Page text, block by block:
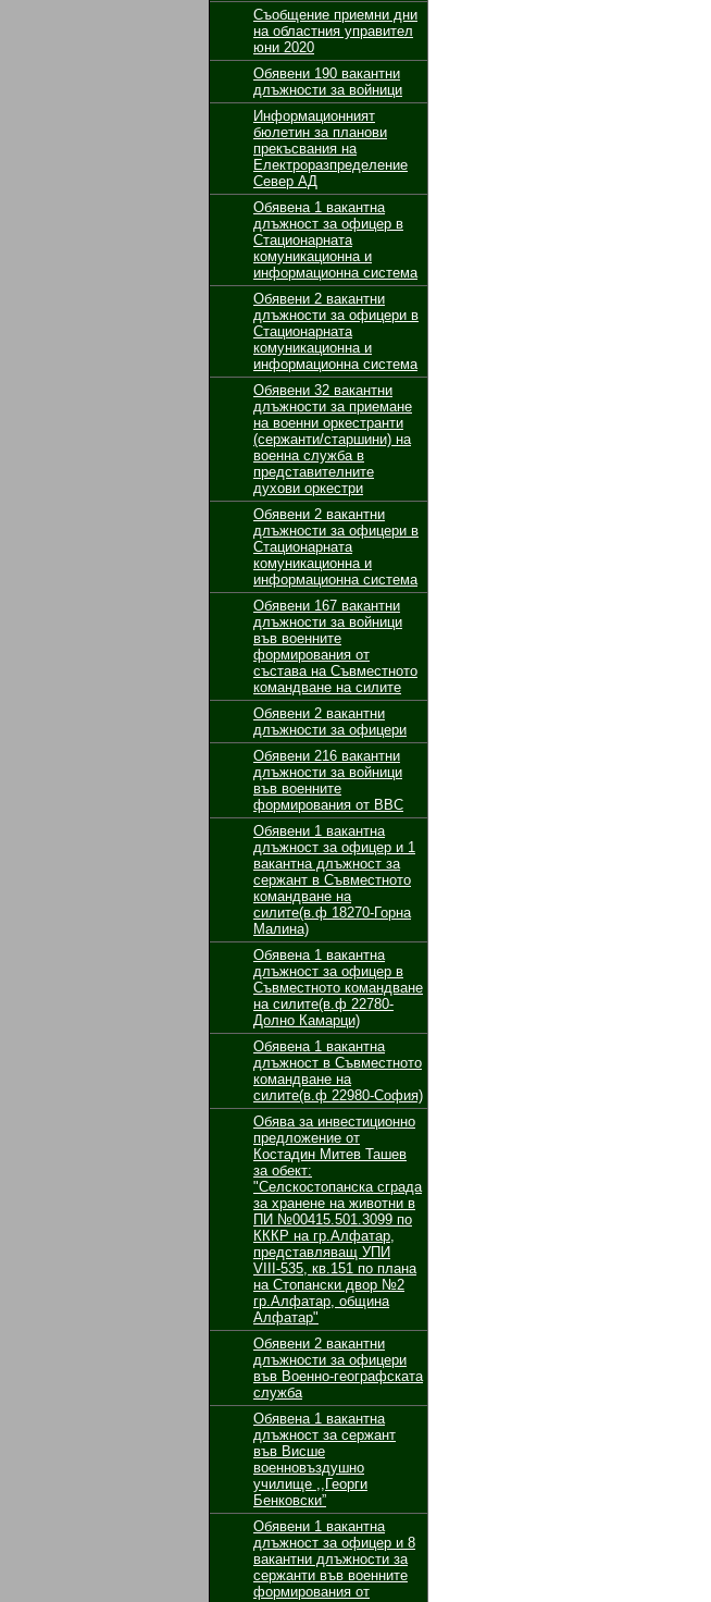
Съобщение приемни дни
на областния управител
юни 2020
Обявени 190 вакантни
длъжности за войници
Информационният
бюлетин за планови
прекъсвания на
Електроразпределение
Север АД
Обявенa 1 вакантнa
длъжност за офицер в
Стационарната
комуникационна и
информационна система
Обявени 2 вакантни
длъжности за офицери в
Стационарната
комуникационна и
информационна система
Обявени 32 вакантни
длъжности за приемане
на военни оркестранти
(сержанти/старшини) на
военна служба в
представителните
духови оркестри
Обявени 2 вакантни
длъжности за офицери в
Стационарната
комуникационна и
информационна система
Обявени 167 вакантни
длъжности за войници
във военните
формирования от
състава на Съвместното
командване на силите
Обявени 2 вакантни
длъжности за oфицери
Обявени 216 вакантни
длъжности за войници
във военните
формирования от ВВС
Обявени 1 вакантнa
длъжност за oфицер и 1
вакантнa длъжност за
сержант в Съвместното
командване на
силите(в.ф 18270-Горна
Малина)
Обявенa 1 вакантнa
длъжност за oфицер в
Съвместното командване
на силите(в.ф 22780-
Долно Камарци)
Обявенa 1 вакантнa
длъжност в Съвместното
командване на
силите(в.ф 22980-София)
Обява за инвестиционно
предложение от
Костадин Митев Ташев
за обект:
"Селскостопанска сграда
за хранене на животни в
ПИ №00415.501.3099 по
КККР на гр.Алфатар,
представляващ УПИ
VІІІ-535, кв.151 по плана
на Стопански двор №2
гр.Алфатар, община
Алфатар"
Обявени 2 вакантни
длъжности за oфицери
във Военно-географската
служба
Обявенa 1 вакантнa
длъжност за сержант
във Висше
военновъздушно
училище ,,Георги
Бенковски”
Обявени 1 вакантнa
длъжност за oфицер и 8
вакантни длъжности за
сержанти във военните
формирования от